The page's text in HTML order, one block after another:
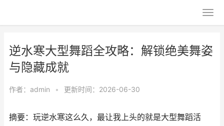
逆水寒大型舞蹈全攻略：解锁绝美舞姿
与隐藏成就
作者： admin • 更新时间：2026-06-30
摘要：玩逆水寒这么久，最让我上头的就是大型舞蹈活